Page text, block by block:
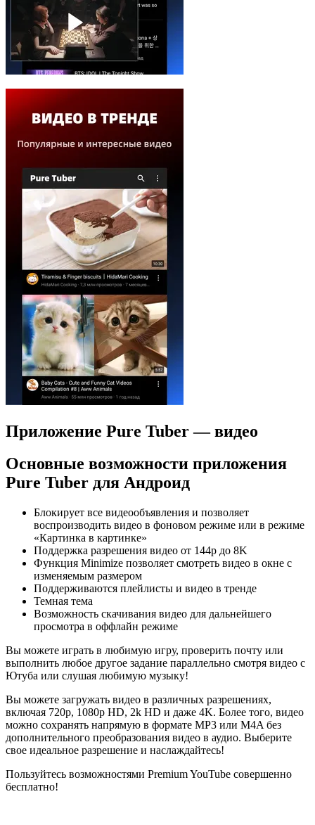
Приложение Pure Tuber — видео
Основные возможности приложения
Pure Tuber для Андроид
Блокирует все видеообъявления и позволяет
воспроизводить видео в фоновом режиме или в режиме
«Картинка в картинке»
Поддержка разрешения видео от 144p до 8K
Функция Minimize позволяет смотреть видео в окне с
изменяемым размером
Поддерживаются плейлисты и видео в тренде
Темная тема
Возможность скачивания видео для дальнейшего
просмотра в оффлайн режиме
Вы можете играть в любимую игру, проверить почту или
выполнить любое другое задание параллельно смотря видео c
Ютуба или слушая любимую музыку!
Вы можете загружать видео в различных разрешениях,
включая 720p, 1080p HD, 2k HD и даже 4K. Более того, видео
можно сохранять напрямую в формате MP3 или M4A без
дополнительного преобразования видео в аудио. Выберите
свое идеальное разрешение и наслаждайтесь!
Пользуйтесь возможностями Premium YouTube совершенно
бесплатно!